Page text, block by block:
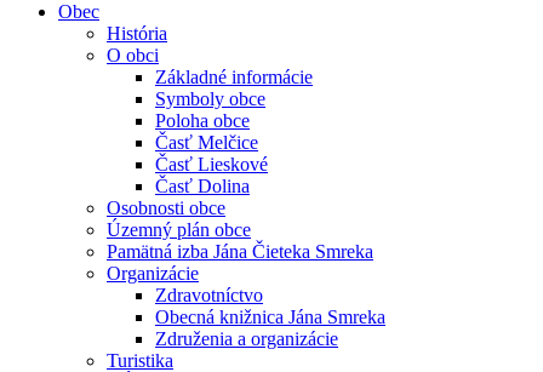
Obec
História
O obci
Základné informácie
Symboly obce
Poloha obce
Časť Melčice
Časť Lieskové
Časť Dolina
Osobnosti obce
Územný plán obce
Pamätná izba Jána Čieteka Smreka
Organizácie
Zdravotníctvo
Obecná knižnica Jána Smreka
Združenia a organizácie
Turistika